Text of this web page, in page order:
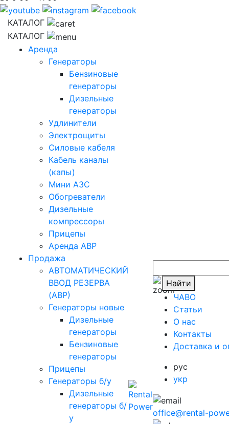
КАТАЛОГ
КАТАЛОГ
Аренда
Генераторы
Бензиновые
генераторы
Дизельные
генераторы
Удлинители
Электрощиты
Силовые кабеля
Кабель каналы
(капы)
Мини АЗС
Обогреватели
Дизельные
компрессоры
Прицепы
Аренда АВР
Продажа
АВТОМАТИЧЕСКИЙ
ВВОД РЕЗЕРВА
(АВР)
Генераторы новые
Дизельные
генераторы
Бензиновые
генераторы
Прицепы
Генераторы б/у
Дизельные
генераторы б/
у
Найти
ЧАВО
Cтатьи
O нас
Контакты
Доставка и
рус
укр
office@rental-